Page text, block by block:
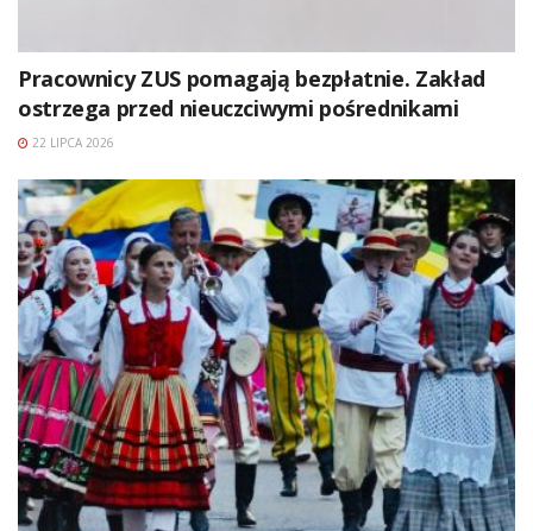
Pracownicy ZUS pomagają bezpłatnie. Zakład
ostrzega przed nieuczciwymi pośrednikami
22 LIPCA 2026